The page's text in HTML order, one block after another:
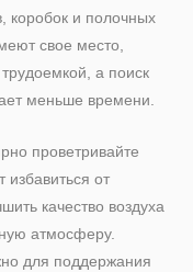
коробок и полочных
свое место,
а поиск
меньше времени.
проветривайте
от
качество воздуха
атмосферу.
для поддержания